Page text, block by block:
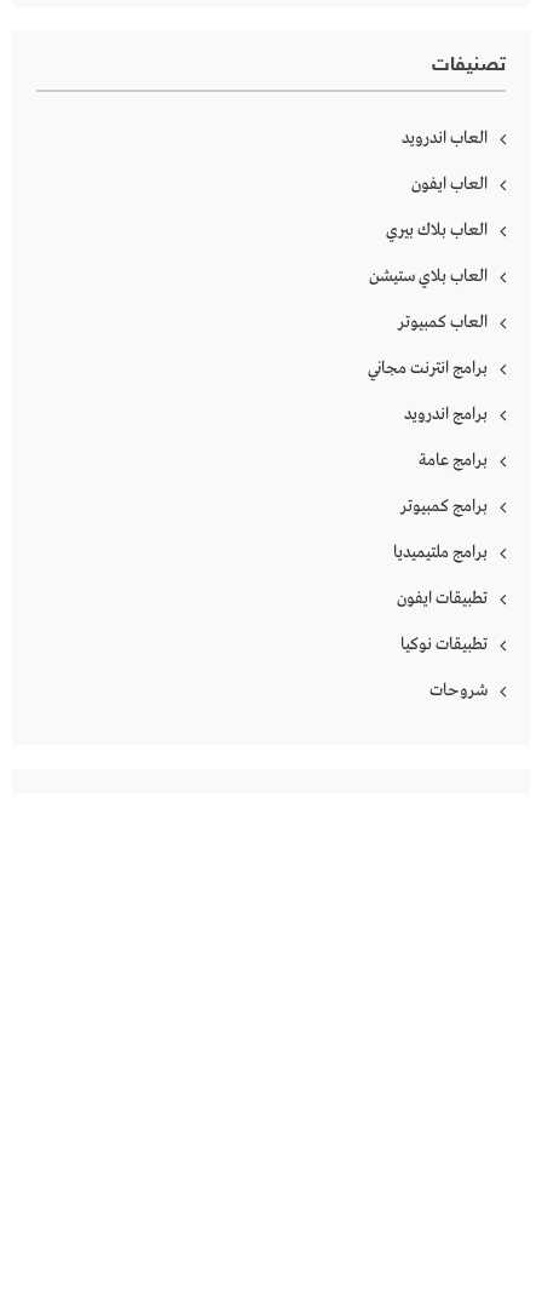
تصنيفات
العاب اندرويد
العاب ايفون
العاب بلاك بيري
العاب بلاي ستيشن
العاب كمبيوتر
برامج انترنت مجاني
برامج اندرويد
برامج عامة
برامج كمبيوتر
برامج ملتيميديا
تطبيقات ايفون
تطبيقات نوكيا
شروحات